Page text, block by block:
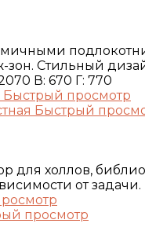
Стильный
В: 670 Г: 770
Быстрый просмотр
Быстрый
холлов,
от задачи.
просмотр